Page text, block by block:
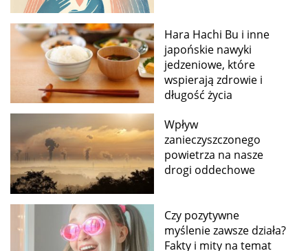
Hara Hachi Bu i inne
japońskie nawyki
jedzeniowe, które
wspierają zdrowie i
długość życia
Wpływ
zanieczyszczonego
powietrza na nasze
drogi oddechowe
Czy pozytywne
myślenie zawsze działa?
Fakty i mity na temat